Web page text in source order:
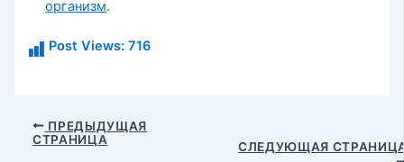
организм.
Post Views: 716
Навигация
ПРЕДЫДУЩАЯ
СТРАНИЦА
СЛЕДУЮЩАЯ